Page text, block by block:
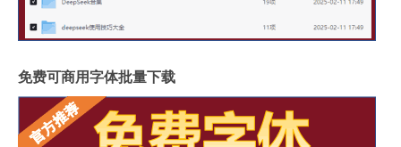
免费可商用字体批量下载